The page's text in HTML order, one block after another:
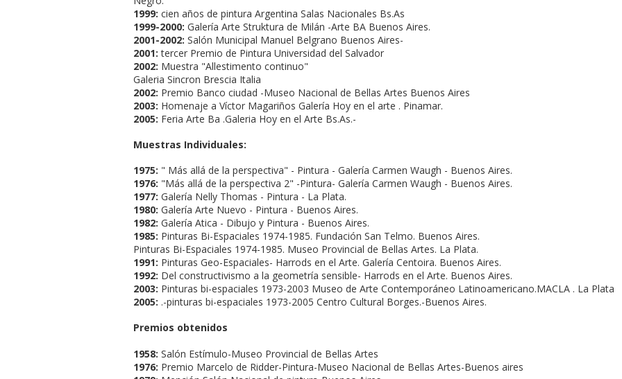
1999: cien años de pintura Argentina Salas Nacionales Bs.As
1999-2000: Galerí­a Arte Struktura de Milán -Arte BA Buenos Aires.
2001-2002: Salón Municipal Manuel Belgrano Buenos Aires-
2001: tercer Premio de Pintura Universidad del Salvador
2002: Muestra "Allestimento continuo"
Galeria Sincron Brescia Italia
2002: Premio Banco ciudad -Museo Nacional de Bellas Artes Buenos Aires
2003: Homenaje a Ví­ctor Magariños Galerí­a Hoy en el arte . Pinamar.
2005: Feria Arte Ba .Galeria Hoy en el Arte Bs.As.-
Muestras Individuales:
1975: " Más allá de la perspectiva" - Pintura - Galerí­a Carmen Waugh - Buenos Aires.
1976: "Más allá de la perspectiva 2" -Pintura- Galerí­a Carmen Waugh - Buenos Aires.
1977: Galerí­a Nelly Thomas - Pintura - La Plata.
1980: Galerí­a Arte Nuevo - Pintura - Buenos Aires.
1982: Galerí­a Atica - Dibujo y Pintura - Buenos Aires.
1985: Pinturas Bi-Espaciales 1974-1985. Fundación San Telmo. Buenos Aires.
Pinturas Bi-Espaciales 1974-1985. Museo Provincial de Bellas Artes. La Plata.
1991: Pinturas Geo-Espaciales- Harrods en el Arte. Galerí­a Centoira. Buenos Aires.
1992: Del constructivismo a la geometrí­a sensible- Harrods en el Arte. Buenos Aires.
2003: Pinturas bi-espaciales 1973-2003 Museo de Arte Contemporáneo Latinoamericano.MACLA . La Plata
2005: .-pinturas bi-espaciales 1973-2005 Centro Cultural Borges.-Buenos Aires.
Premios obtenidos
1958: Salón Estí­mulo-Museo Provincial de Bellas Artes
1976: Premio Marcelo de Ridder-Pintura-Museo Nacional de Bellas Artes-Buenos aires